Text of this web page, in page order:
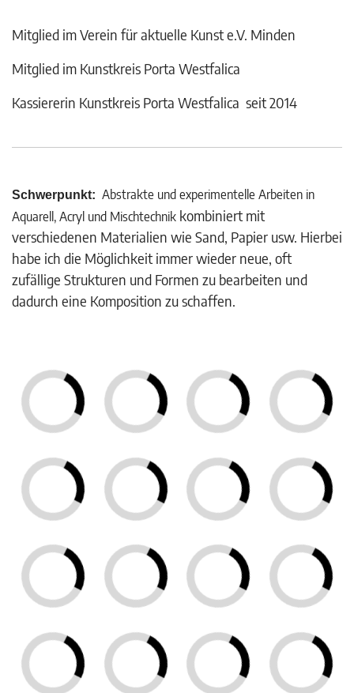
Mitglied im Verein für aktuelle Kunst e.V. Minden
Mitglied im Kunstkreis Porta Westfalica
Kassiererin Kunstkreis Porta Westfalica seit 2014
Schwerpunkt: Abstrakte und experimentelle Arbeiten in
Aquarell, Acryl und Mischtechnik kombiniert mit
verschiedenen Materialien wie Sand, Papier usw. Hierbei
habe ich die Möglichkeit immer wieder neue, oft
zufällige Strukturen und Formen zu bearbeiten und
dadurch eine Komposition zu schaffen.